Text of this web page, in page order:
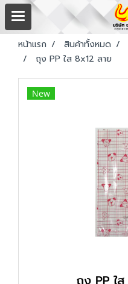
หน้าแรก สินค้าทั้งหมด
ถุง PP ใส 8x12 ลาย
New